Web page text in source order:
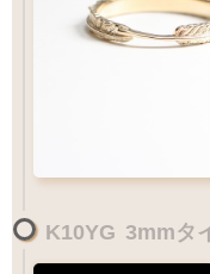
K10YG 3mmタ